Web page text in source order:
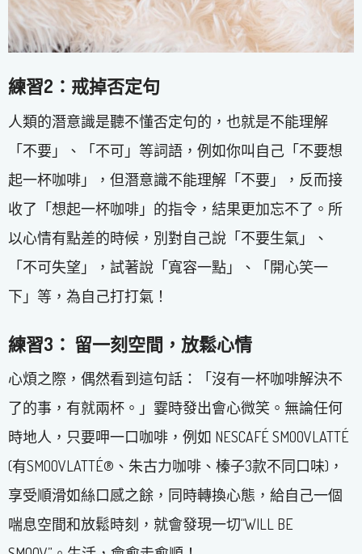
練習2：戒掉否定句
人類的潛意識是聽不懂否定句的，也就是不能理解
「不要」、「不可」等詞語，例如你叫自己「不要想
起一杯咖啡」，但潛意識不能理解「不要」，反而接
收了「想起一杯咖啡」的指令，結果更加忘不了。所
以心情有點差的時候，別對自己說「不要生氣」、
「不可失望」，試著說「寬容一點」、「開心笑一
下」等，為自己打打氣！
練習3： 留一刻空間，放鬆心情
心煩之際，偶然看到這句話：「沒有一杯咖啡解決不
了的事，有就兩杯。」霎時發出會心微笑。無論任何
時地人，只要呷一口咖啡，例如 NESCAFÉ SMOOVLATTÉ
(有SMOOVLATTÉ®、朱古力咖啡、榛子3款不同口味)，
享受順滑如絲口感之餘，同時轉換心態，給自己一個
喘息空間和放鬆時刻，就會發現一切“WILL BE